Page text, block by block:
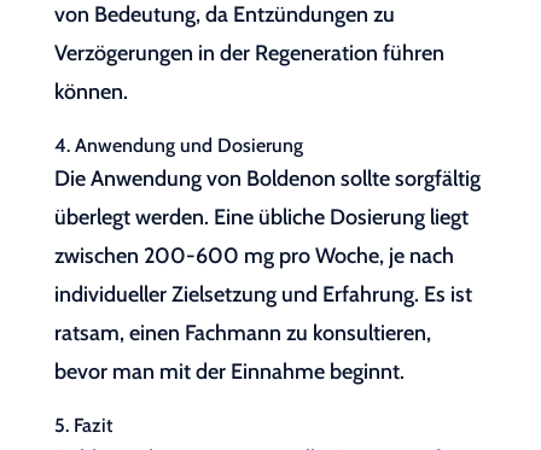
von Bedeutung, da Entzündungen zu
Verzögerungen in der Regeneration führen
können.
4. Anwendung und Dosierung
Die Anwendung von Boldenon sollte sorgfältig
überlegt werden. Eine übliche Dosierung liegt
zwischen 200-600 mg pro Woche, je nach
individueller Zielsetzung und Erfahrung. Es ist
ratsam, einen Fachmann zu konsultieren,
bevor man mit der Einnahme beginnt.
5. Fazit